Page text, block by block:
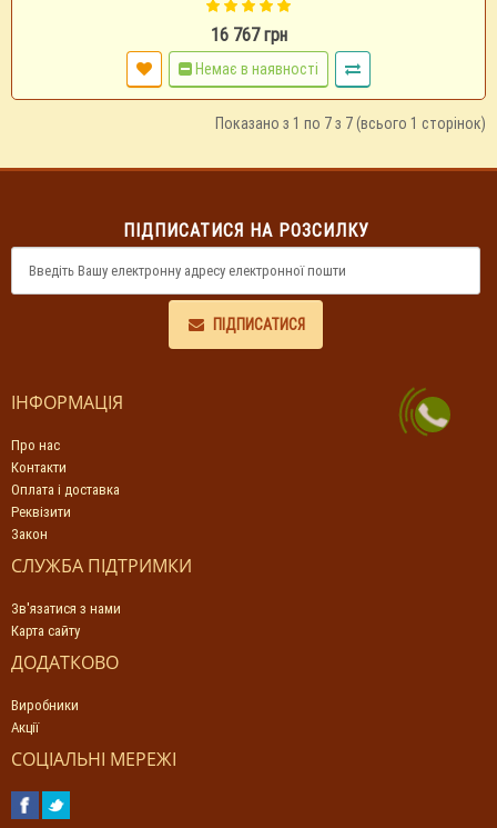
16 767 грн
Немає в наявності
Показано з 1 по 7 з 7 (всього 1 сторінок)
ПІДПИСАТИСЯ НА РОЗСИЛКУ
ПІДПИСАТИСЯ
ІНФОРМАЦІЯ
Про нас
Контакти
Оплата і доставка
Реквізити
Закон
СЛУЖБА ПІДТРИМКИ
Зв'язатися з нами
Карта сайту
ДОДАТКОВО
Виробники
Акції
СОЦІАЛЬНІ МЕРЕЖІ